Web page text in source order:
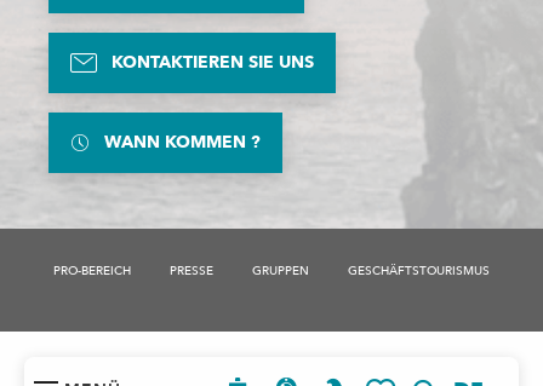
KONTAKTIEREN SIE UNS
WANN KOMMEN ?
PRO-BEREICH PRESSE GRUPPEN GESCHÄFTSTOURISMUS
Besondere Verkaufsbedingungen